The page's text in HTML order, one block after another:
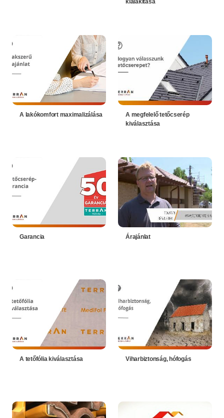
kialakítása
A lakókomfort maximalizálása
A megfelelő tetőcserép
kiválasztása
Garancia Árajánlat
A tetőfólia kiválasztása Viharbiztonság, hófogás